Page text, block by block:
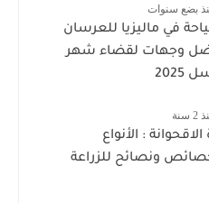
بضع سنوات
في ماليزيا للعرسان
وجهات لقضاء شهر
الاقحوانة : الأنواع
ونصائح للزراعة